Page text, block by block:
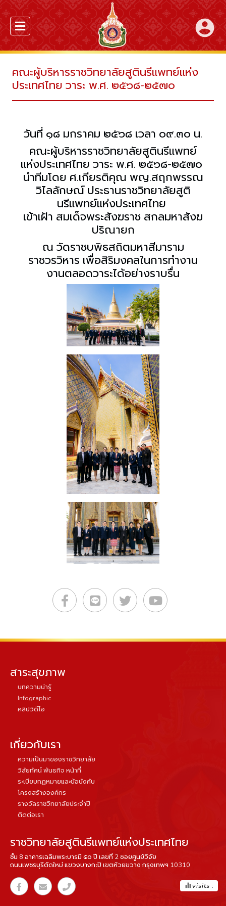
account_circle
คณะผู้บริหารราชวิทยาลัยสูตินรีแพทย์แห่ง
ประเทศไทย วาระ พ.ศ. ๒๕๖๘-๒๕๗๐
วันที่ ๑๘ มกราคม ๒๕๖๘ เวลา ๐๙.๓๐ น.
คณะผู้บริหารราชวิทยาลัยสูตินรีแพทย์
แห่งประเทศไทย วาระ พ.ศ. ๒๕๖๘-๒๕๗๐
นำทีมโดย ศ.เกียรติคุณ พญ.สฤกพรรณ
วิไลลักษณ์ ประธานราชวิทยาลัยสูติ
นรีแพทย์แห่งประเทศไทย
เข้าเฝ้า สมเด็จพระสังฆราช สกลมหาสังฆ
ปริณายก
ณ วัดราชบพิธสถิตมหาสีมาราม
ราชวรวิหาร เพื่อสิริมงคลในการทำงาน
งานตลอดวาระได้อย่างราบรื่น
สาระสุขภาพ
บทความน่ารู้
Infographic
คลิปวิดีโอ
เกี่ยวกับเรา
ความเป็นมาของราชวิทยาลัย
วิสัยทัศน์ พันธกิจ หน้าที่
ระเบียบกฏหมายและข้อบังคับ
โครงสร้างองค์กร
รางวัลราชวิทยาลัยประจำปี
ติดต่อเรา
ราชวิทยาลัยสูตินรีแพทย์แห่งประเทศไทย
ชั้น 8 อาคารเฉลิมพระบารมี ๕๐ ปี เลขที่ 2 ซอยศูนย์วิจัย
ถนนเพชรบุรีตัดใหม่ แขวงบางกะปิ เขตห้วยขวาง กรุงเทพฯ 10310
equalizervisits :